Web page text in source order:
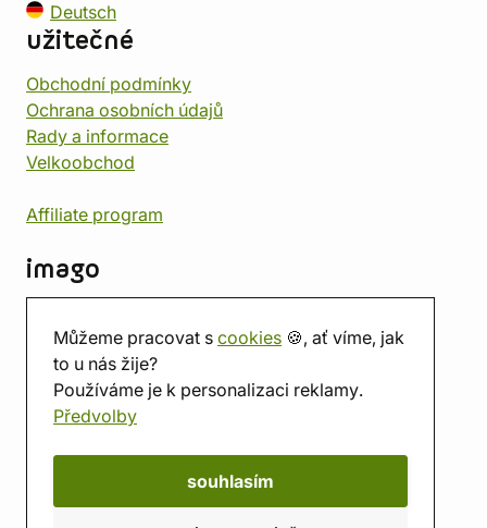
Můžeme pracovat s cookies 🍪, ať víme, jak
to u nás žije?
Používáme je k personalizaci reklamy.
Předvolby
souhlasím
Deutsch
užitečné
Obchodní podmínky
Ochrana osobních údajů
Rady a informace
Velkoobchod
Affiliate program
imago
Prodejna
Herna
O nás
Hodnocení obchodu